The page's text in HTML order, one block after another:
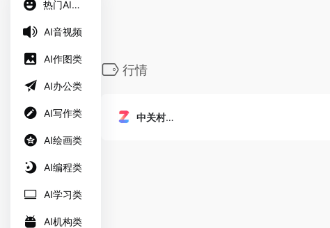
热门AI工具
AI音视频
AI作图类
AI办公类
AI写作类
AI绘画类
AI编程类
AI学习类
AI机构类
行情
中关村在线